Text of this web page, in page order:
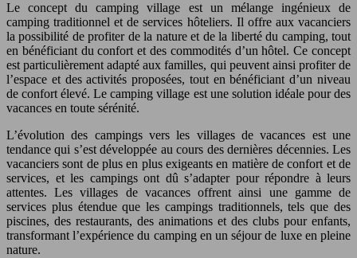
Le concept du camping village est un mélange ingénieux de
camping traditionnel et de services hôteliers. Il offre aux vacanciers
la possibilité de profiter de la nature et de la liberté du camping, tout
en bénéficiant du confort et des commodités d’un hôtel. Ce concept
est particulièrement adapté aux familles, qui peuvent ainsi profiter de
l’espace et des activités proposées, tout en bénéficiant d’un niveau
de confort élevé. Le camping village est une solution idéale pour des
vacances en toute sérénité.
L’évolution des campings vers les villages de vacances est une
tendance qui s’est développée au cours des dernières décennies. Les
vacanciers sont de plus en plus exigeants en matière de confort et de
services, et les campings ont dû s’adapter pour répondre à leurs
attentes. Les villages de vacances offrent ainsi une gamme de
services plus étendue que les campings traditionnels, tels que des
piscines, des restaurants, des animations et des clubs pour enfants,
transformant l’expérience du camping en un séjour de luxe en pleine
nature.